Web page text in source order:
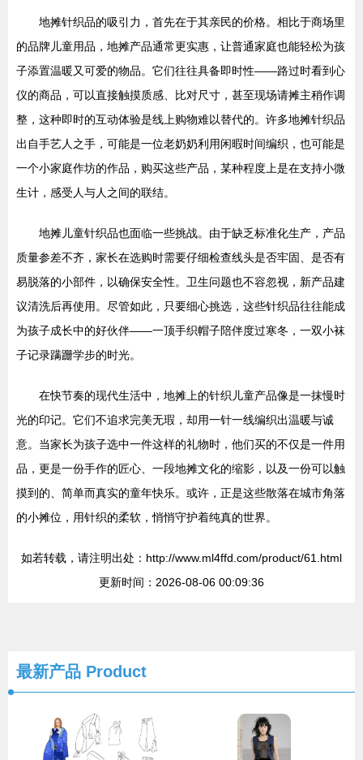
地摊针织品的吸引力，首先在于其亲民的价格。相比于商场里
的品牌儿童用品，地摊产品通常更实惠，让普通家庭也能轻松为孩
子添置温暖又可爱的物品。它们往往具备即时性——路过时看到心
仪的商品，可以直接触摸质感、比对尺寸，甚至现场请摊主稍作调
整，这种即时的互动体验是线上购物难以替代的。许多地摊针织品
出自手艺人之手，可能是一位老奶奶利用闲暇时间编织，也可能是
一个小家庭作坊的作品，购买这些产品，某种程度上是在支持小微
生计，感受人与人之间的联结。
地摊儿童针织品也面临一些挑战。由于缺乏标准化生产，产品
质量参差不齐，家长在选购时需要仔细检查线头是否牢固、是否有
易脱落的小部件，以确保安全性。卫生问题也不容忽视，新产品建
议清洗后再使用。尽管如此，只要细心挑选，这些针织品往往能成
为孩子成长中的好伙伴——一顶手织帽子陪伴度过寒冬，一双小袜
子记录蹒跚学步的时光。
在快节奏的现代生活中，地摊上的针织儿童产品像是一抹慢时
光的印记。它们不追求完美无瑕，却用一针一线编织出温暖与诚
意。当家长为孩子选中一件这样的礼物时，他们买的不仅是一件用
品，更是一份手作的匠心、一段地摊文化的缩影，以及一份可以触
摸到的、简单而真实的童年快乐。或许，正是这些散落在城市角落
的小摊位，用针织的柔软，悄悄守护着纯真的世界。
如若转载，请注明出处：http://www.ml4ffd.com/product/61.html
更新时间：2026-08-06 00:09:36
最新产品 Product